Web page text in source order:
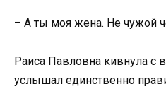
– А ты моя жена. Не чужой
Раиса Павловна кивнула с
услышал единственно